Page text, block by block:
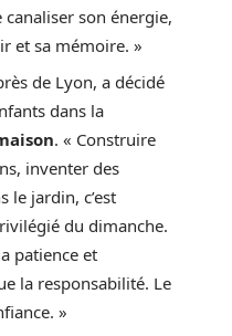
son énergie,
et sa mémoire. »
de Lyon, a décidé
dans la
. « Construire
inventer des
le jardin, c’est
du dimanche.
patience et
la responsabilité. Le
»